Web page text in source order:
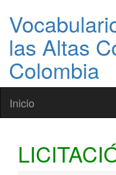
las Altas
Colombia
Inicio